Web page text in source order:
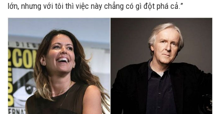
lớn, nhưng với tôi thì việc này chẳng có gì đột phá cả.”